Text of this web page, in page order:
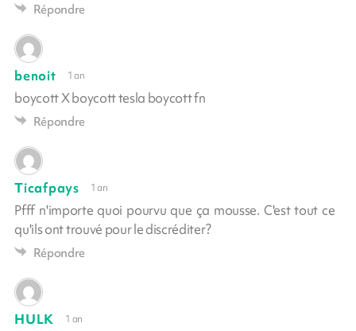
Répondre
benoit 1 an
boycott X boycott tesla boycott fn
Répondre
Ticafpays 1 an
Pfff n'importe quoi pourvu que ça mousse. C'est tout ce
qu'ils ont trouvé pour le discréditer?
Répondre
HULK 1 an